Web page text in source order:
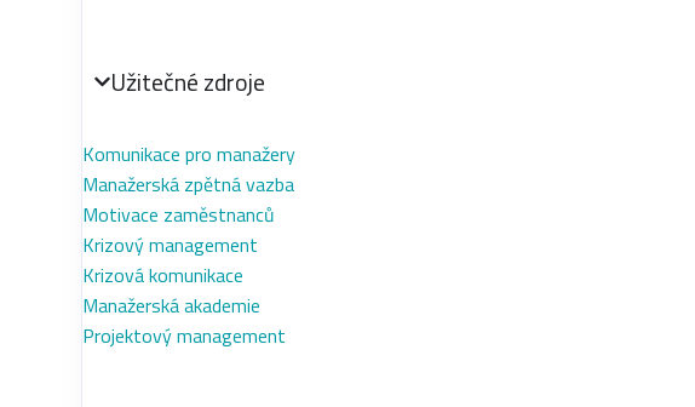
Užitečné zdroje
Komunikace pro manažery
Manažerská zpětná vazba
Motivace zaměstnanců
Krizový management
Krizová komunikace
Manažerská akademie
Projektový management